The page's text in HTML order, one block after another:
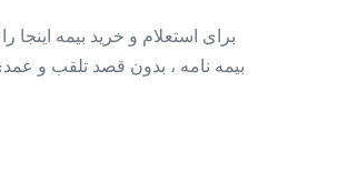
برای استعلام و خرید بیمه اینجا
بیمه نامه ، بدون قصد تلقب و